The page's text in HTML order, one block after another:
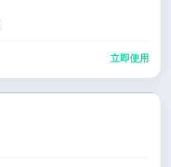
立即使用